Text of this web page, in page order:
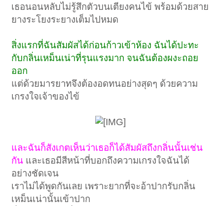
เธอนอนหลับไม่รู้สึกตัวบนเตียงคนไข้ พร้อมด้วยสาย
ยางระโยงระยางเต็มไปหมด
สิ่งแรกที่ฉันสัมผัสได้ก่อนก้าวเข้าห้อง ฉันได้ปะทะ
กับกลิ่นเหม็นเน่าที่รุนแรงมาก จนฉันต้องผงะถอย
ออก
แต่ด้วยมารยาทจึงต้องอดทนอย่างสุดๆ ด้วยความ
เกรงใจเจ้าของไข้
และฉันก็สังเกตเห็นว่าเธอก็ได้สัมผัสถึงกลิ่นนั้นเช่น
กัน และเธอมีสีหน้าที่บอกถึงความเกรงใจฉันได้
อย่างชัดเจน
เราไม่ได้พูดกันเลย เพราะยากที่จะอ้าปากรับกลิ่น
เหม็นเน่านั้นเข้าปาก